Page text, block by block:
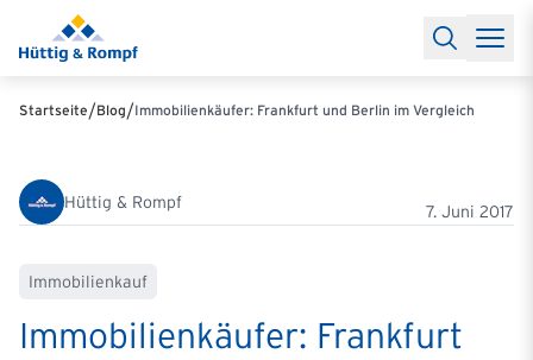
Baufinanzierung
RechnerBaufinanzierungsrechner
Anschlussfinanzierung
Partnerschaft
Partner werden
Käuferprofile 2026
News & Events
Über unsIhre Ansprechpartner
Startseite/Blog/Immobilienkäufer: Frankfurt und Berlin im Vergleich
Hüttig & Rompf 7. Juni 2017
Immobilienkauf
Immobilienkäufer: Frankfurt